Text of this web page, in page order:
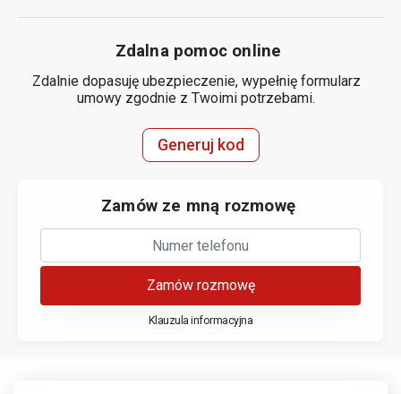
Zdalna pomoc online
Zdalnie dopasuję ubezpieczenie, wypełnię formularz
umowy zgodnie z Twoimi potrzebami.
Generuj kod
Zamów ze mną rozmowę
Zamów rozmowę
Klauzula informacyjna